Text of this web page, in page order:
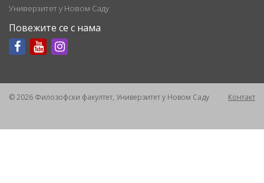
Универзитет у Новом Саду
Повежите се с нама
© 2026 Филозофски факултет, Универзитет у Новом Саду Контакт